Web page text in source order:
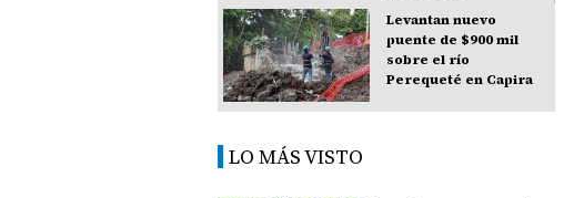
Levantan nuevo
puente de $900 mil
sobre el río
Perequeté en Capira
LO MÁS VISTO